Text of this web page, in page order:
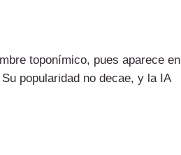
toponímico, pues aparece en
popularidad no decae, y la IA